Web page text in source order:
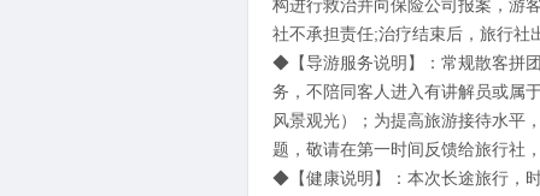
构进行救治并向保险公司报案，游
社不承担责任;治疗结束后，旅行社
◆【导游服务说明】：常规散客拼
务，不陪同客人进入有讲解员或属
风景观光）；为提高旅游接待水平
题，敬请在第一时间反馈给旅行社
◆【健康说明】：本次长途旅行，